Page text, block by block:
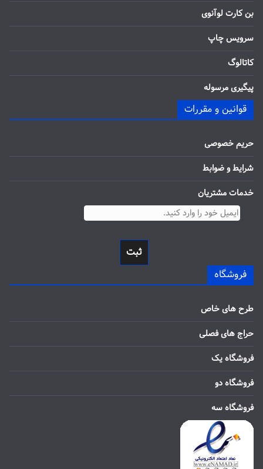
بن کارت لوآنوی
سرویس چاپ
کاتالوگ
پیگیری مرسوله
قوانین و مقررات
حریم خصوصی
شرایط و ضوابط
خدمات مشتریان
ثبت
فروشگاه
طرح های خاص
حراج های فصلی
فروشگاه یک
فروشگاه دو
فروشگاه سه